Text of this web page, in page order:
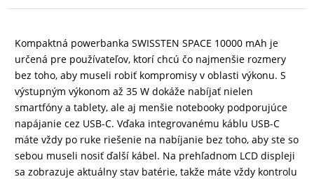
DIEŤA
DRONY
DOM,
DIELŇA
ZÁHRADA
Kompaktná powerbanka SWISSTEN SPACE 10000 mAh je
určená pre používateľov, ktorí chcú čo najmenšie rozmery
bez toho, aby museli robiť kompromisy v oblasti výkonu. S
výstupným výkonom až 35 W dokáže nabíjať nielen
smartfóny a tablety, ale aj menšie notebooky podporujúce
napájanie cez USB-C. Vďaka integrovanému káblu USB-C
máte vždy po ruke riešenie na nabíjanie bez toho, aby ste so
sebou museli nosiť ďalší kábel. Na prehľadnom LCD displeji
sa zobrazuje aktuálny stav batérie, takže máte vždy kontrolu